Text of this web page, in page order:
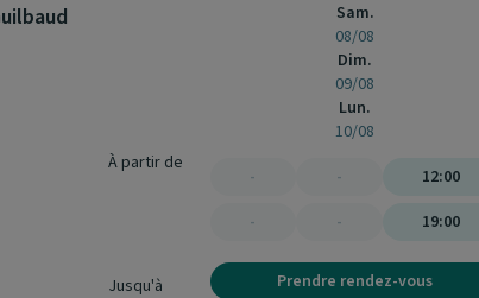
À partir de
Jusqu'à
Sam.
08/08
Dim.
09/08
Lun.
10/08
-
-
-
-
12:00
19:00
Prendre rendez-vous